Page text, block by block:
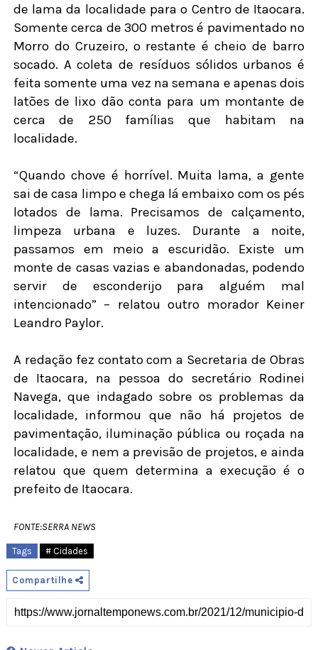
de lama da localidade para o Centro de Itaocara.
Somente cerca de 300 metros é pavimentado no
Morro do Cruzeiro, o restante é cheio de barro
socado. A coleta de resíduos sólidos urbanos é
feita somente uma vez na semana e apenas dois
latões de lixo dão conta para um montante de
cerca de 250 famílias que habitam na
localidade.
“Quando chove é horrível. Muita lama, a gente
sai de casa limpo e chega lá embaixo com os pés
lotados de lama. Precisamos de calçamento,
limpeza urbana e luzes. Durante a noite,
passamos em meio a escuridão. Existe um
monte de casas vazias e abandonadas, podendo
servir de esconderijo para alguém mal
intencionado” – relatou outro morador Keiner
Leandro Paylor.
A redação fez contato com a Secretaria de Obras
de Itaocara, na pessoa do secretário Rodinei
Navega, que indagado sobre os problemas da
localidade, informou que não há projetos de
pavimentação, iluminação pública ou roçada na
localidade, e nem a previsão de projetos, e ainda
relatou que quem determina a execução é o
prefeito de Itaocara.
FONTE:SERRA NEWS
Tags # Cidades
Compartilhe